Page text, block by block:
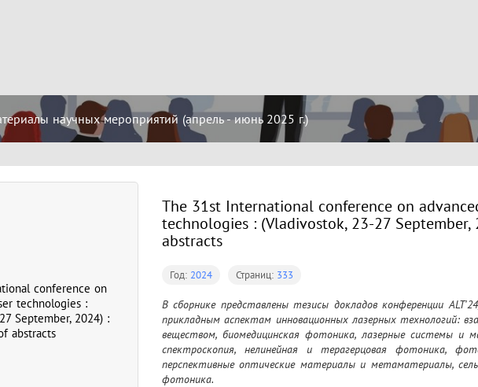
научных мероприятий (апрель - июнь 2025 г.)
conference on
technologies :
September, 2024) :
abstracts
The 31st International conference on
technologies : (Vladivostok, 23-27
abstracts
Год: 2024 Страниц: 333
В сборнике представлены тезисы докладов конференции
прикладным аспектам инновационных лазерных технологий:
веществом, биомедицинская фотоника, лазерные системы и
спектроскопия, нелинейная и терагерцовая фотоника,
перспективные оптические материалы и метаматериалы,
фотоника.